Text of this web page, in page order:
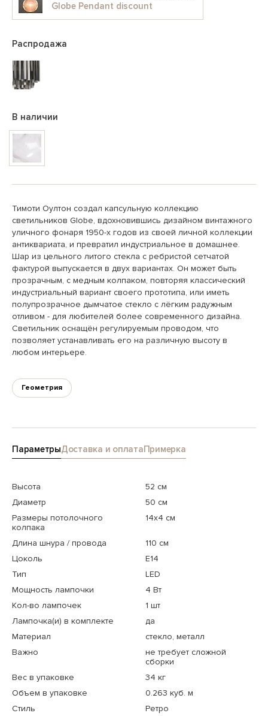
Globe Pendant discount
Распродажа
В наличии
Тимоти Оултон создал капсульную коллекцию
светильников Globe, вдохновившись дизайном винтажного
уличного фонаря 1950-х годов из своей личной коллекции
антиквариата, и превратил индустриальное в домашнее.
Шар из цельного литого стекла с ребристой сетчатой
фактурой выпускается в двух вариантах. Он может быть
прозрачным, с медным колпаком, повторяя классический
индустриальный вариант своего прототипа, или иметь
полупрозрачное дымчатое стекло с лёгким радужным
отливом - для любителей более современного дизайна.
Светильник оснащён регулируемым проводом, что
позволяет устанавливать его на различную высоту в
любом интерьере.
Геометрия
ПараметрыДоставка и оплатаПримерка
Высота
52 см
Диаметр
50 см
Размеры потолочного
колпака
14x4 см
Длина шнура / провода
110 см
Цоколь
E14
Тип
LED
Мощность лампочки
4 Вт
Кол-во лампочек
1 шт
Лампочка(и) в комплекте
да
Материал
стекло, металл
Важно
не требует сложной
сборки
Вес в упаковке
34 кг
Объем в упаковке
0.263 куб. м
Стиль
Ретро